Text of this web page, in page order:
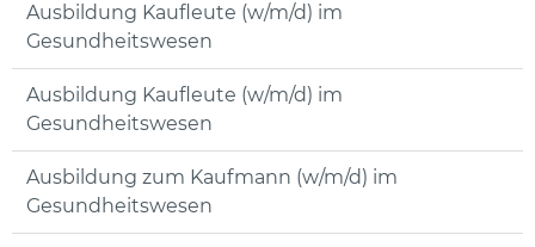
Ausbildung Kaufleute (w/m/d) im
Gesundheitswesen
Ausbildung Kaufleute (w/m/d) im
Gesundheitswesen
Ausbildung zum Kaufmann (w/m/d) im
Gesundheitswesen